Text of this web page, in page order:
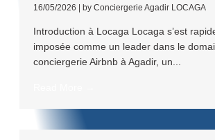
16/05/2026 | by Conciergerie Agadir LOCAGA
Introduction à Locaga Locaga s’est
imposée comme un leader dans le
conciergerie Airbnb à Agadir, un...